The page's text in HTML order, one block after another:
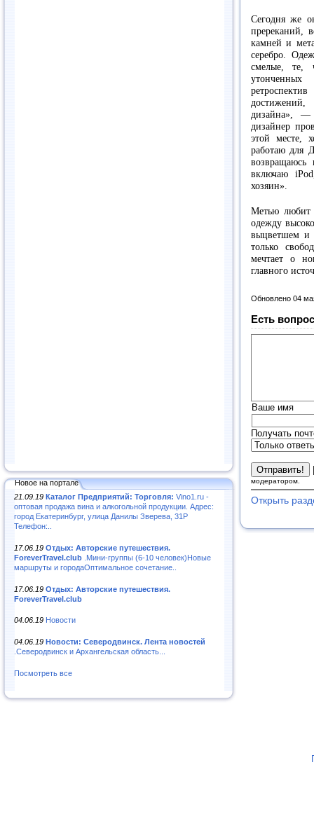
Новое на портале
21.09.19 Каталог Предприятий: Торговля: Vino1.ru -
оптовая продажа вина и алкогольной продукции. Адрес:
город Екатеринбург, улица Данилы Зверева, 31Р
Телефон:..
17.06.19 Отдых: Авторские путешествия.
ForeverTravel.club .Мини-группы (6-10 человек)Новые
маршруты и городаОптимальное сочетание..
17.06.19 Отдых: Авторские путешествия.
ForeverTravel.club
04.06.19 Новости
04.06.19 Новости: Северодвинск. Лента новостей
.Северодвинск и Архангельская область...
Посмотреть все
Сегодня же
пререканий,
камней и
серебро.
смелые, те,
дизайна», —
дизайнер
этой месте,
работаю для
включаю
хозяин».
Метью любит
одежду
выцветшем и
только
мечтает о
главного
Обновлено 04
Есть
Ваше имя
Получать
модератором.
Открыть